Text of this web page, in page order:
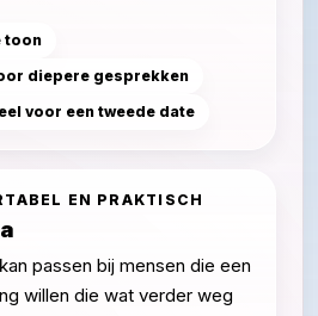
toon
diepere gesprekken
voor een tweede date
EN PRAKTISCH
passen bij mensen die een
willen die wat verder weg